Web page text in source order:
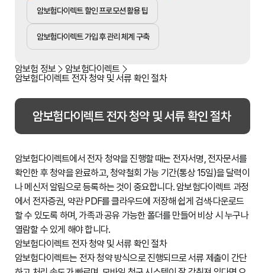
암보험다이렉트 할인 프로모션 활용 팁
암보험다이렉트 가입 후 관리 체계 구축
암보험 정보
암보험다이렉트
암보험다이렉트 전자 청약 및 서류 확인 절차
암보험다이렉트 전자 청약 및 서류 확인 절차
암보험다이렉트에서 전자 청약을 진행할 때는 전자서명, 전자문서를
확인한 후 청약을 완료하고, 청약철회 가능 기간(통상 15일)을 달력이
나 메신저 알림으로 등록하는 것이 중요합니다. 암보험다이렉트 과정
에서 전자증권, 약관 PDF를 클라우드에 저장해 쉽게 검색·다운로드
할 수 있도록 하며, 가족과 공유 가능한 폴더를 만들어 비상 시 누구나
열람할 수 있게 해야 합니다.
암보험다이렉트 전자 청약 및 서류 확인 절차
암보험다이렉트는 전자 청약 방식으로 진행되므로 서류 제출이 간단